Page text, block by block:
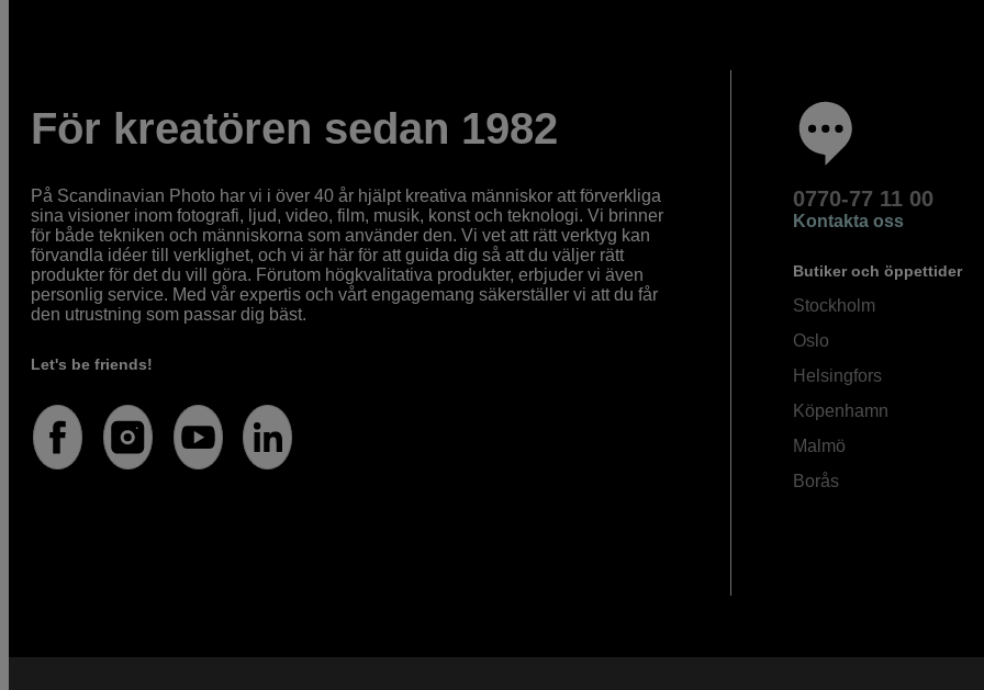
För kreatören sedan 1982
På Scandinavian Photo har vi i över 40 år hjälpt kreativa människor att förverkliga
sina visioner inom fotografi, ljud, video, film, musik, konst och teknologi. Vi brinner
för både tekniken och människorna som använder den. Vi vet att rätt verktyg kan
förvandla idéer till verklighet, och vi är här för att guida dig så att du väljer rätt
produkter för det du vill göra. Förutom högkvalitativa produkter, erbjuder vi även
personlig service. Med vår expertis och vårt engagemang säkerställer vi att du får
den utrustning som passar dig bäst.
Let's be friends!
0770-77 11 00
Kontakta oss
Butiker och öppettider
Stockholm
Oslo
Helsingfors
Köpenhamn
Malmö
Borås